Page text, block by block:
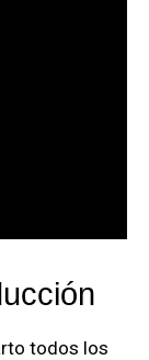
todos los